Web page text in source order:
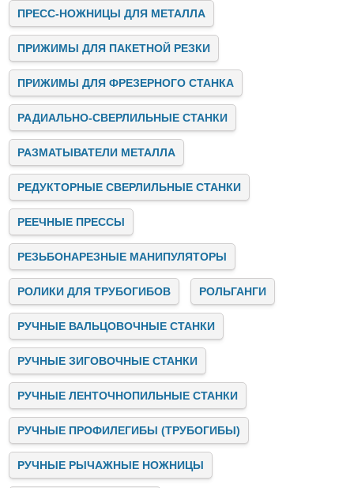
обслуживание оборудования и электричество.
Заключение
Stalex — это лидер на рынке промышленных станков,
предлагающий инновационные, надёжные и
высокопроизводительные решения для бизнеса. Мы
помогаем предприятиям автоматизировать и улучшать
производственные процессы, предоставляя качественное
оборудование, консультации и поддержку на всех этапах
сотрудничества.
Если вы ищете надёжного партнёра для модернизации
своего производства, свяжитесь с нами. Stalex готов
предложить вам лучшие решения для успешного развития
вашего бизнеса!
ПРЕСС-НОЖНИЦЫ ДЛЯ МЕТАЛЛА
ПРИЖИМЫ ДЛЯ ПАКЕТНОЙ РЕЗКИ
ПРИЖИМЫ ДЛЯ ФРЕЗЕРНОГО СТАНКА
РАДИАЛЬНО-СВЕРЛИЛЬНЫЕ СТАНКИ
РАЗМАТЫВАТЕЛИ МЕТАЛЛА
РЕДУКТОРНЫЕ СВЕРЛИЛЬНЫЕ СТАНКИ
РЕЕЧНЫЕ ПРЕССЫ
РЕЗЬБОНАРЕЗНЫЕ МАНИПУЛЯТОРЫ
РОЛИКИ ДЛЯ ТРУБОГИБОВ РОЛЬГАНГИ
РУЧНЫЕ ВАЛЬЦОВОЧНЫЕ СТАНКИ
РУЧНЫЕ ЗИГОВОЧНЫЕ СТАНКИ
РУЧНЫЕ ЛЕНТОЧНОПИЛЬНЫЕ СТАНКИ
РУЧНЫЕ ПРОФИЛЕГИБЫ (ТРУБОГИБЫ)
РУЧНЫЕ РЫЧАЖНЫЕ НОЖНИЦЫ